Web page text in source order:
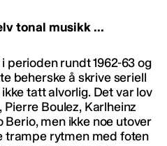
tonal musikk …
perioden rundt 1962-63 og
beherske å skrive seriell
tatt alvorlig. Det var lov
Boulez, Karlheinz
men ikke noe utover
trampe rytmen med foten